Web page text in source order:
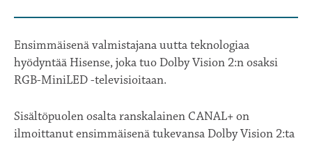
Ensimmäisenä valmistajana uutta teknologiaa
hyödyntää Hisense, joka tuo Dolby Vision 2:n osaksi
RGB-MiniLED -televisioitaan.
Sisältöpuolen osalta ranskalainen CANAL+ on
ilmoittanut ensimmäisenä tukevansa Dolby Vision 2:ta